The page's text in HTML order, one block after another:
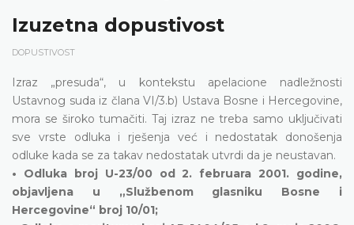
Izuzetna dopustivost
DOPUSTIVOST
Izraz „presuda“, u kontekstu apelacione nadležnosti
Ustavnog suda iz člana VI/3.b) Ustava Bosne i Hercegovine,
mora se široko tumačiti. Taj izraz ne treba samo uključivati
sve vrste odluka i rješenja već i nedostatak donošenja
odluke kada se za takav nedostatak utvrdi da je neustavan.
• Odluka broj U-23/00 od 2. februara 2001. godine,
objavljena u „Službenom glasniku Bosne i
Hercegovine“ broj 10/01;